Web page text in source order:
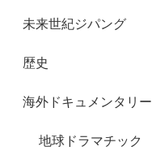
未来世紀ジパング
歴史
海外ドキュメンタリー
地球ドラマチック